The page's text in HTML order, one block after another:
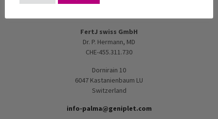
FertJ swiss GmbH
Dr. P. Hermann, MD
CHE-455.311.730
Dornirain 10
6047 Kastanienbaum LU
Switzerland
info-palma@geniplet.com